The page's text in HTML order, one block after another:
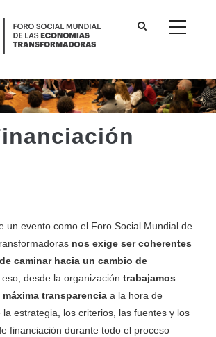
un evento como el Foro Social Mundial de
nos exige ser coherentes
caminar hacia un cambio de
eso, desde la organización trabajamos
máxima transparencia a la hora de
la estrategia, los criterios, las fuentes y los
financiación durante todo el proceso